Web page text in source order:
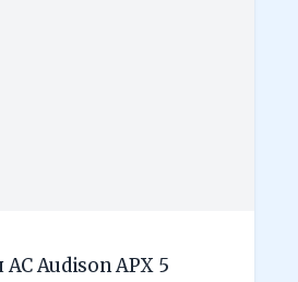
АС Audison APX 5